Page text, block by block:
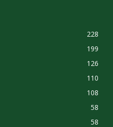
228
199
126
110
108
58
58